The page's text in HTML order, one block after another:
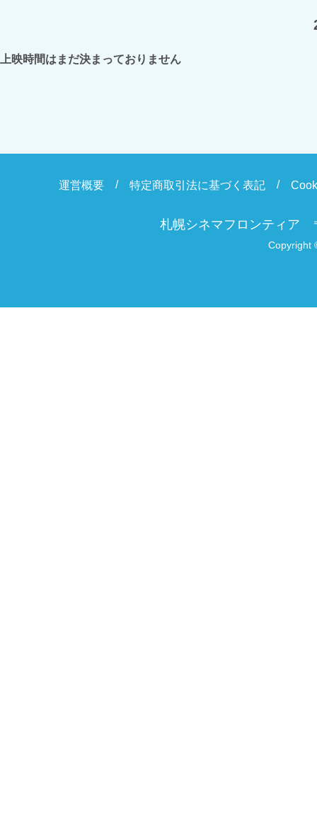
上映時間はまだ決まっておりません
運営概要 特定商取引法に基づく表記
札幌シネマフロンティア
Copyright